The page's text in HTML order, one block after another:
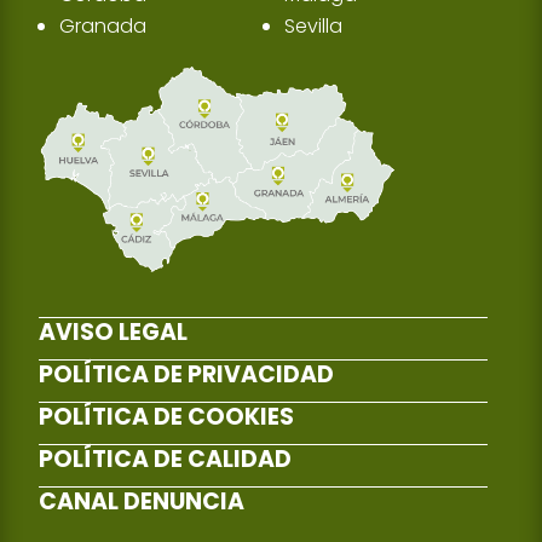
Granada
Sevilla
AVISO LEGAL
POLÍTICA DE PRIVACIDAD
POLÍTICA DE COOKIES
POLÍTICA DE CALIDAD
CANAL DENUNCIA